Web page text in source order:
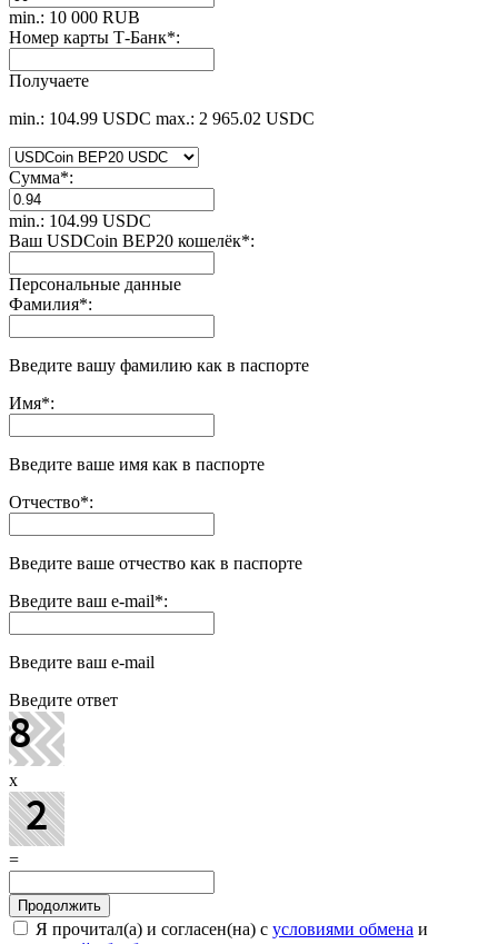
min.: 10 000 RUB
Номер карты Т-Банк*:
Получаете
min.: 104.99 USDC max.: 2 965.02 USDC
Сумма*:
min.: 104.99 USDC
Ваш USDCoin BEP20 кошелёк*:
Персональные данные
Фамилия*:
Введите вашу фамилию как в паспорте
Имя*:
Введите ваше имя как в паспорте
Отчество*:
Введите ваше отчество как в паспорте
Введите ваш e-mail*:
Введите ваш e-mail
Введите ответ
x
=
Я прочитал(а) и согласен(на) с условиями обмена и